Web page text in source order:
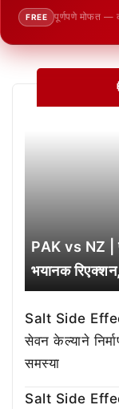
FREE पूर्णपणे मोफत —
PAK vs NZ |
भयानक
Salt Side
सेवन केल्याने
समस्या
Salt Side